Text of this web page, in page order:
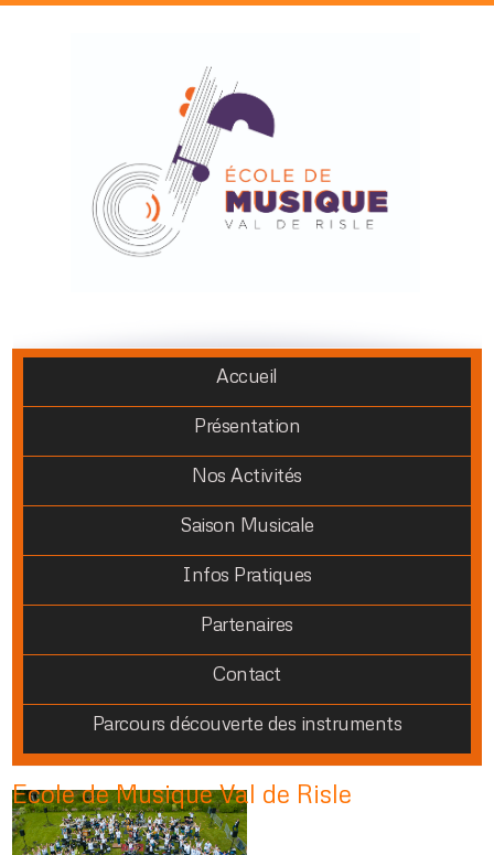
Accueil
Présentation
Nos Activités
Saison Musicale
Infos Pratiques
Partenaires
Contact
Parcours découverte des instruments
Ecole de Musique Val de Risle